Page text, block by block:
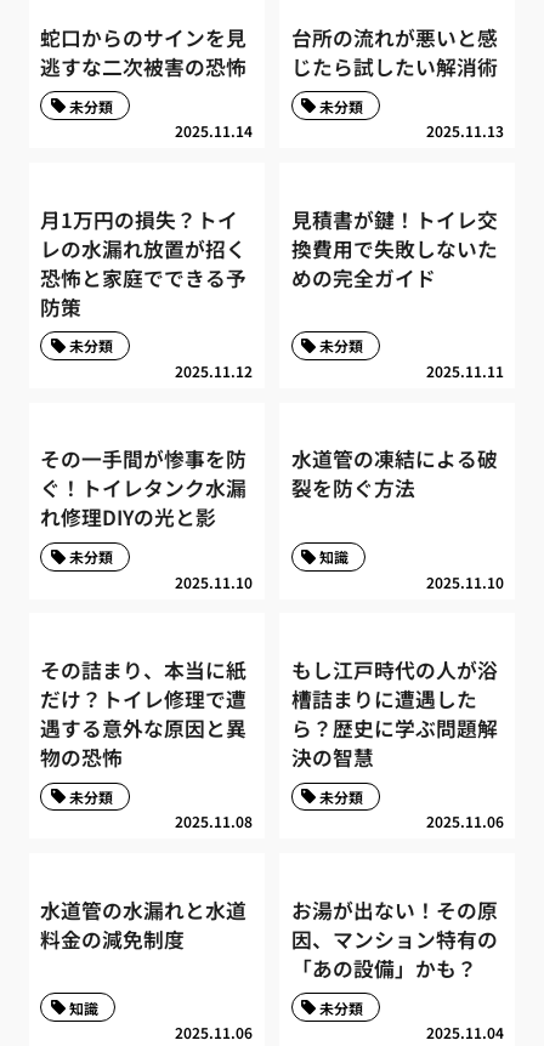
蛇口からのサインを見
逃すな二次被害の恐怖
2025.11.14
未分類
台所の流れが悪いと感
じたら試したい解消術
2025.11.13
未分類
月1万円の損失？トイ
レの水漏れ放置が招く
恐怖と家庭でできる予
防策
2025.11.12
未分類
見積書が鍵！トイレ交
換費用で失敗しないた
めの完全ガイド
2025.11.11
未分類
その一手間が惨事を防
ぐ！トイレタンク水漏
れ修理DIYの光と影
2025.11.10
未分類
水道管の凍結による破
裂を防ぐ方法
2025.11.10
知識
その詰まり、本当に紙
だけ？トイレ修理で遭
遇する意外な原因と異
物の恐怖
2025.11.08
未分類
もし江戸時代の人が浴
槽詰まりに遭遇した
ら？歴史に学ぶ問題解
決の智慧
2025.11.06
未分類
水道管の水漏れと水道
料金の減免制度
2025.11.06
知識
お湯が出ない！その原
因、マンション特有の
「あの設備」かも？
2025.11.04
未分類